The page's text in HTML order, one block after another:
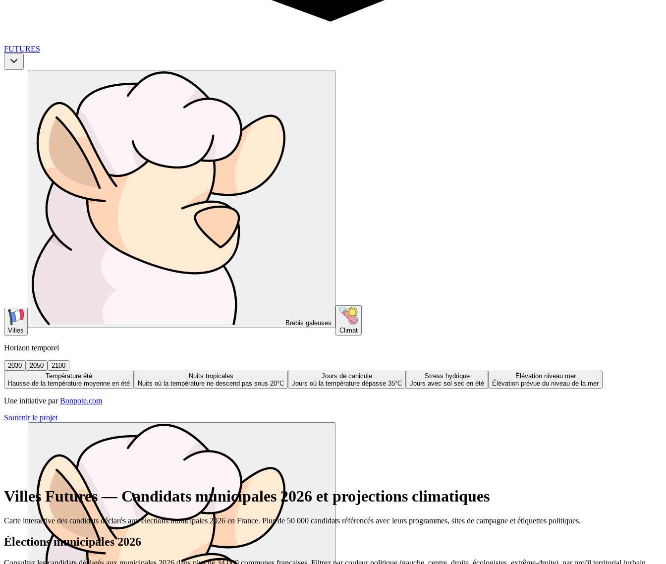
FUTURES
Villes
Brebis galeuses
Climat
Horizon temporel
2030 2050
2100
Température été
Hausse de la température moyenne en été
Nuits tropicales
Nuits où la température ne descend pas sous 20°C
Jours de canicule
Jours où la température dépasse 35°C
Stress hydrique
Jours avec sol sec en été
Élévation niveau mer
Élévation prévue du niveau de la mer
Une initiative par Bonpote.com
Soutenir le projet
Villes Futures — Candidats municipales 2026 et projections climatiques
Carte interactive des candidats déclarés aux élections municipales 2026 en France. Plus de 50 000 candidats référencés avec leurs programmes, sites de campagne et étiquettes politiques.
Élections municipales 2026